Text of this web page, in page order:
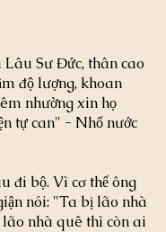
Sư Đức, thân cao
độ lượng, khoan
nhường xin họ
tự can" - Nhổ nước
đi bộ. Vì cơ thể ông
nói: "Ta bị lão nhà
nhà quê thì còn ai